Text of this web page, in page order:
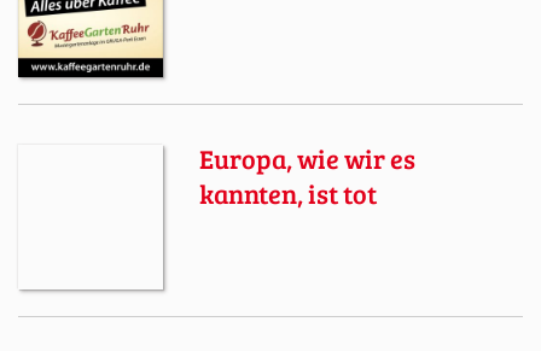
Europa, wie wir es
kannten, ist tot